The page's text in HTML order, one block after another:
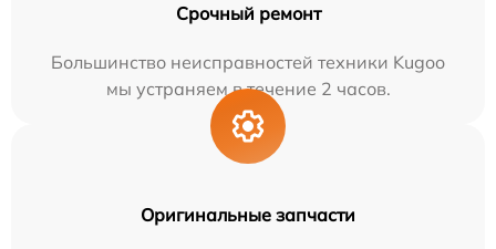
Срочный ремонт
Большинство неисправностей техники Kugoo
мы устраняем в течение 2 часов.
Оригинальные запчасти